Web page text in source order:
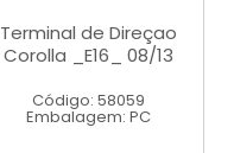
Terminal de Direçao
Corolla _E16_ 08/13
Código: 58059
Embalagem: PC